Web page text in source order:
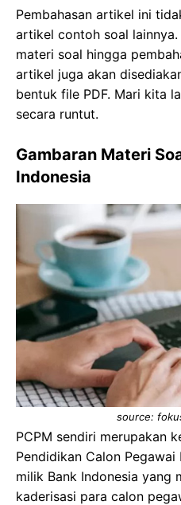
Pembahasan artikel ini
artikel contoh soal
materi soal hingga
artikel juga akan
bentuk file PDF. Mari kita
secara runtut.
Gambaran Materi
Indonesia
source:
PCPM sendiri merupakan
Pendidikan Calon
milik Bank Indonesia yang
kaderisasi para calon